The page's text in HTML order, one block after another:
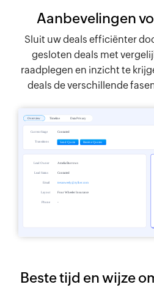
Aanbevelingen
Sluit uw deals efficiënter
gesloten deals met
raadplegen en inzicht te
deals de verschillende
Beste tijd en wijze